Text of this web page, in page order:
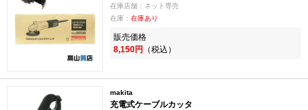
在庫店舗：ネット専売
在庫： 在庫あり
販売価格
8,150円 （税込）
makita
充電式ケーブルカッタ